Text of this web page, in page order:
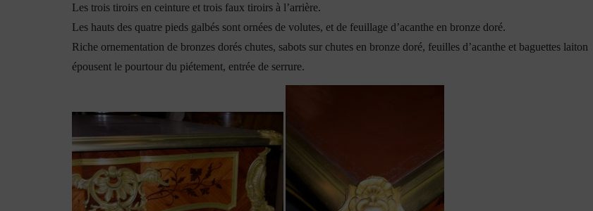
Les trois tiroirs en ceinture et trois faux tiroirs à l’arrière.
Les hauts des quatre pieds galbés sont ornées de volutes, et de feuillage d’acanthe en bronze doré.
Riche ornementation de bronzes dorés chutes, sabots sur chutes en bronze doré, feuilles d’acanthe et baguettes laiton
épousent le pourtour du piétement, entrée de serrure.